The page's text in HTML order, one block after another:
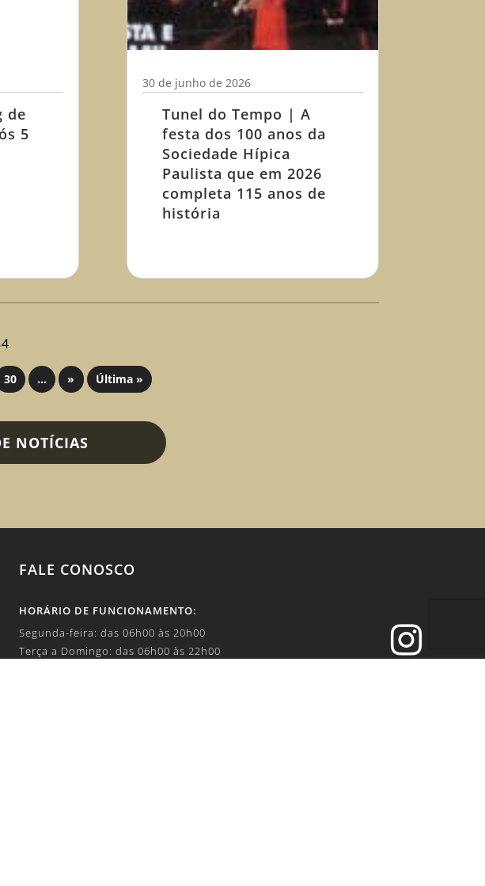
de
5
Tunel do Tempo | A
festa dos 100 anos da
Sociedade Hípica
Paulista que em 2026
completa 115 anos de
história
30 de junho de 2026
30 ... » Última »
NOTÍCIAS
FALE CONOSCO
HORÁRIO DE FUNCIONAMENTO:
Segunda-feira: das 06h00 às 20h00
Terça a Domingo: das 06h00 às 22h00
